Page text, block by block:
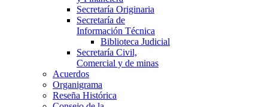
Secretaría Originaria
Secretaría de
Información Técnica
Biblioteca Judicial
Secretaría Civil,
Comercial y de minas
Acuerdos
Organigrama
Reseña Histórica